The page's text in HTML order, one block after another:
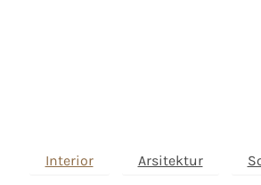
Interior Arsitektur